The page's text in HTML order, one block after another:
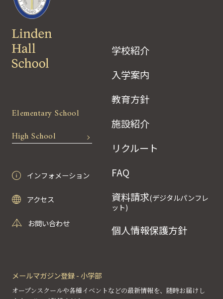
Elementary School
High School
学校紹介
入学案内
教育方針
施設紹介
リクルート
FAQ
資料請求(デジタルパンフレ
ット)
個人情報保護方針
インフォメーション
アクセス
お問い合わせ
メールマガジン登録 - 小学部
オープンスクールや各種イベントなどの最新情報を、随時お届けし